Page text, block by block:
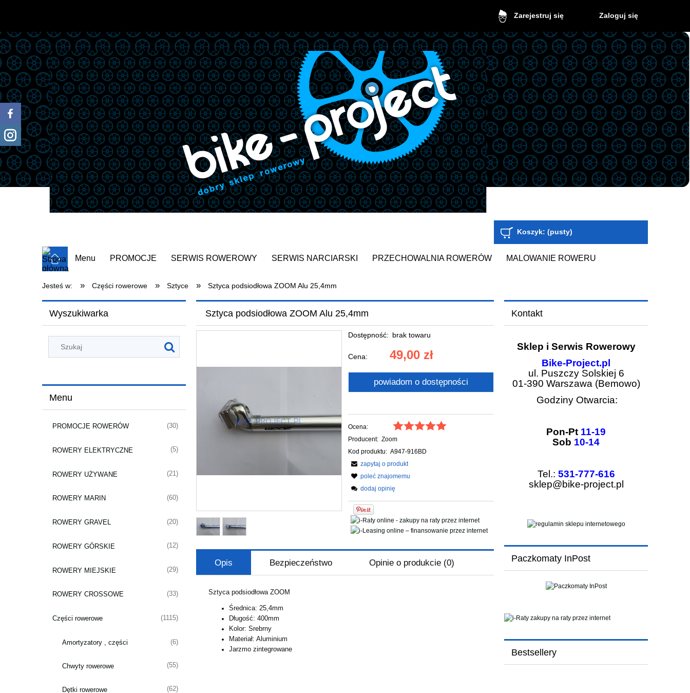
Zarejestruj się Zaloguj się
Koszyk: (pusty)
Menu PROMOCJE SERWIS ROWEROWY SERWIS NARCIARSKI PRZECHOWALNIA ROWERÓW MALOWANIE ROWERU
ROWERY UŻYWANE ROWERY MARIN KONTAKT Zwroty
Jesteś w: » Części rowerowe » Sztyce » Sztyca podsiodłowa ZOOM Alu 25,4mm
Wyszukiwarka
Menu
PROMOCJE ROWERÓW (30)
ROWERY ELEKTRYCZNE (5)
ROWERY UŻYWANE (21)
ROWERY MARIN (60)
ROWERY GRAVEL (20)
ROWERY GÓRSKIE (12)
ROWERY MIEJSKIE (29)
ROWERY CROSSOWE (33)
Części rowerowe (1115)
Amortyzatory , części (6)
Chwyty rowerowe (55)
Dętki rowerowe (62)
Sztyca podsiodłowa ZOOM Alu 25,4mm
Dostępność: brak towaru
Cena: 49,00 zł
powiadom o dostępności
Ocena:
Producent: Zoom
Kod produktu: A947-916BD
zapytaj o produkt
poleć znajomemu
dodaj opinię
Opis Bezpieczeństwo Opinie o produkcie (0)
Sztyca podsiodłowa ZOOM
Średnica: 25,4mm
Długość: 400mm
Kolor: Srebrny
Materiał: Aluminium
Jarzmo zintegrowane
Kontakt
Sklep i Serwis Rowerowy
Bike-Project.pl
ul. Puszczy Solskiej 6
01-390 Warszawa (Bemowo)
Godziny Otwarcia:
Pon-Pt 11-19
Sob 10-14
Tel.: 531-777-616
sklep@bike-project.pl
Paczkomaty InPost
Bestsellery